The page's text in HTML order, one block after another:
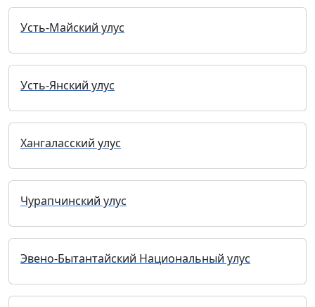
Усть-Майский улус
Усть-Янский улус
Хангаласский улус
Чурапчинский улус
Эвено-Бытантайский Национальный улус